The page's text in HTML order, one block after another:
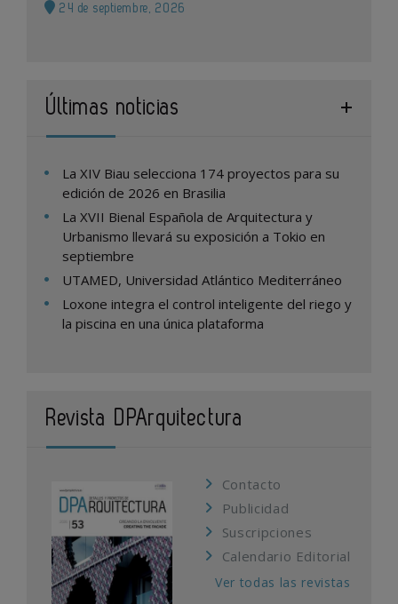
24 de septiembre, 2026
Últimas noticias
La XIV Biau selecciona 174 proyectos para su
edición de 2026 en Brasilia
La XVII Bienal Española de Arquitectura y
Urbanismo llevará su exposición a Tokio en
septiembre
UTAMED, Universidad Atlántico Mediterráneo
Loxone integra el control inteligente del riego y
la piscina en una única plataforma
Revista DPArquitectura
Contacto
Publicidad
Suscripciones
Calendario Editorial
Ver todas las revistas